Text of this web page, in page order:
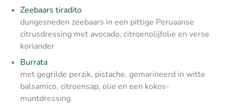
Zeebaars tiradito
dungesneden zeebaars in een pittige Peruaanse
citrusdressing met avocado, citroenolijfolie en verse
koriander
Burrata
met gegrilde perzik, pistache, gemarineerd in witte
balsamico, citroensap, olie en een kokos-
muntdressing